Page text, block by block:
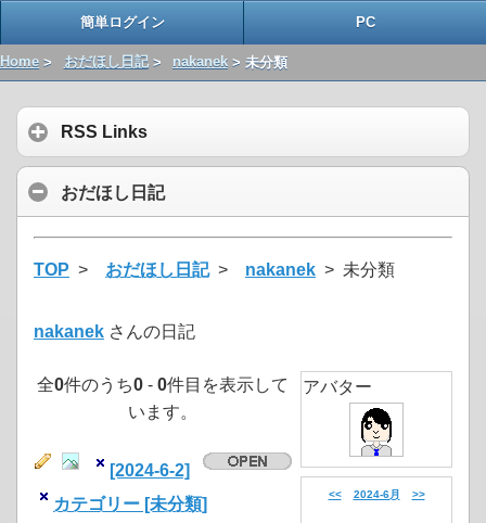
簡単ログイン PC
Home > おだほし日記> nakanek > 未分類
RSS Links
おだほし日記
TOP > おだほし日記> nakanek > 未分類
nakanek さんの日記
全0件のうち0 - 0件目を表示して
います。
[2024-6-2]
カテゴリー [未分類]
アバター
<< 2024-6月 >>